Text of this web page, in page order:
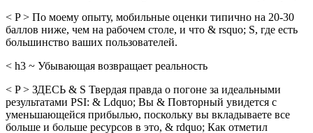
< P > По моему опыту, мобильные оценки типично на 20-30
баллов ниже, чем на рабочем столе, и что & rsquo; S, где есть
большинство ваших пользователей.
< h3 ~ Убывающая возвращает реальность
< P > ЗДЕСЬ & S Твердая правда о погоне за идеальными
результатами PSI: & Ldquo; Вы & Повторный увидется с
уменьшающейся прибылью, поскольку вы вкладываете все
больше и больше ресурсов в это, & rdquo; Как отметил